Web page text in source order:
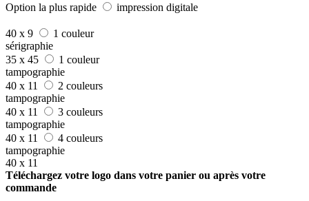
Option la plus rapide
impression digitale
40 x 9
1 couleur
sérigraphie
35 x 45
1 couleur
tampographie
40 x 11
2 couleurs
tampographie
40 x 11
3 couleurs
tampographie
40 x 11
4 couleurs
tampographie
40 x 11
Téléchargez votre logo dans votre panier ou après votre
commande